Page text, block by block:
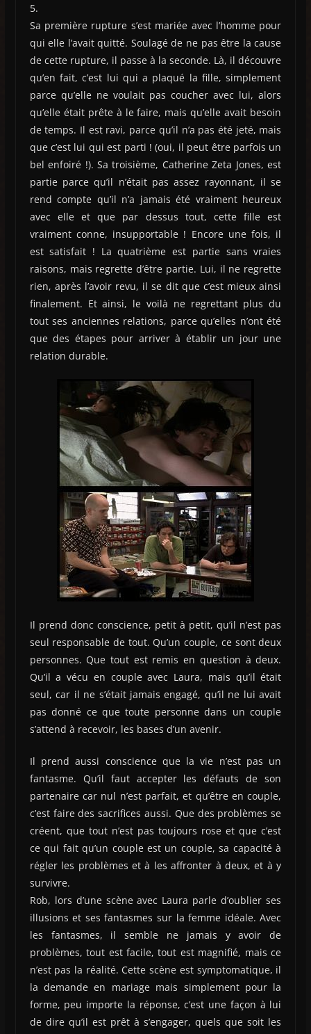
5.
Sa première rupture s’est mariée avec l’homme pour
qui elle l’avait quitté. Soulagé de ne pas être la cause
de cette rupture, il passe à la seconde. Là, il découvre
qu’en fait, c’est lui qui a plaqué la fille, simplement
parce qu’elle ne voulait pas coucher avec lui, alors
qu’elle était prête à le faire, mais qu’elle avait besoin
de temps. Il est ravi, parce qu’il n’a pas été jeté, mais
que c’est lui qui est parti ! (oui, il peut être parfois un
bel enfoiré !). Sa troisième, Catherine Zeta Jones, est
partie parce qu’il n’était pas assez rayonnant, il se
rend compte qu’il n’a jamais été vraiment heureux
avec elle et que par dessus tout, cette fille est
vraiment conne, insupportable ! Encore une fois, il
est satisfait ! La quatrième est partie sans vraies
raisons, mais regrette d’être partie. Lui, il ne regrette
rien, après l’avoir revu, il se dit que c’est mieux ainsi
finalement. Et ainsi, le voilà ne regrettant plus du
tout ses anciennes relations, parce qu’elles n’ont été
que des étapes pour arriver à établir un jour une
relation durable.
Il prend donc conscience, petit à petit, qu’il n’est pas
seul responsable de tout. Qu’un couple, ce sont deux
personnes. Que tout est remis en question à deux.
Qu’il a vécu en couple avec Laura, mais qu’il était
seul, car il ne s’était jamais engagé, qu’il ne lui avait
pas donné ce que toute personne dans un couple
s’attend à recevoir, les bases d’un avenir.
Il prend aussi conscience que la vie n’est pas un
fantasme. Qu’il faut accepter les défauts de son
partenaire car nul n’est parfait, et qu’être en couple,
c’est faire des sacrifices aussi. Que des problèmes se
créent, que tout n’est pas toujours rose et que c’est
ce qui fait qu’un couple est un couple, sa capacité à
régler les problèmes et à les affronter à deux, et à y
survivre.
Rob, lors d’une scène avec Laura parle d’oublier ses
illusions et ses fantasmes sur la femme idéale. Avec
les fantasmes, il semble ne jamais y avoir de
problèmes, tout est facile, tout est magnifié, mais ce
n’est pas la réalité. Cette scène est symptomatique, il
la demande en mariage mais simplement pour la
forme, peu importe la réponse, c’est une façon à lui
de dire qu’il est prêt à s’engager, quels que soit les